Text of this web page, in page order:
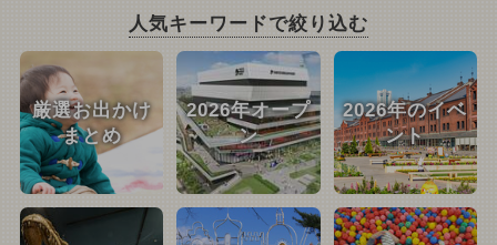
人気キーワードで絞り込む
厳選お出かけ
まとめ
2026年オープ
ン
2026年のイベ
ント